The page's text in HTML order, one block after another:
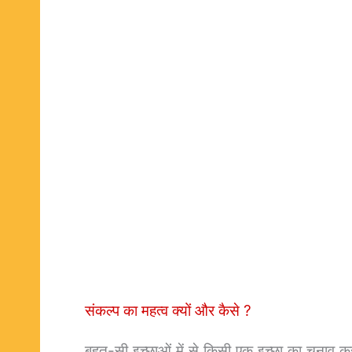
संकल्प का महत्व क्यों और कैसे ?